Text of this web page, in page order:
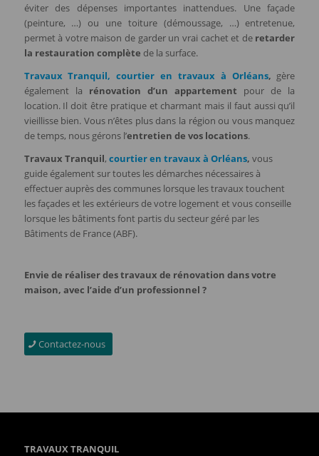
éviter des dépenses importantes inattendues. Une façade
(peinture, …) ou une toiture (démoussage, …) entretenue,
permet à votre maison de garder un vrai cachet et de retarder
la restauration complète de la surface.
Travaux Tranquil,courtier en travaux à Orléans, gère
également la rénovation d’un appartement pour de la
location. Il doit être pratique et charmant mais il faut aussi qu’il
vieillisse bien. Vous n’êtes plus dans la région ou vous manquez
de temps, nous gérons l’entretien de vos locations.
Travaux Tranquil, courtier en travaux à Orléans, vous
guide également sur toutes les démarches nécessaires à
effectuer auprès des communes lorsque les travaux touchent
les façades et les extérieurs de votre logement et vous conseille
lorsque les bâtiments font partis du secteur géré par les
Bâtiments de France (ABF).
Envie de réaliser des travaux de rénovation dans votre
maison, avec l’aide d’un professionnel ?
Contactez-nous
TRAVAUX TRANQUIL